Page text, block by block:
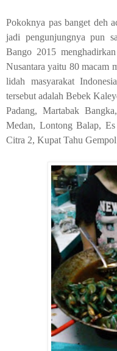
Pokoknya pas banget deh
jadi pengunjungnya pun
Bango 2015
Nusantara yaitu 80 macam
lidah masyarakat
tersebut adalah Bebek
Padang, Martabak
Medan, Lontong Balap,
Citra 2, Kupat Tahu